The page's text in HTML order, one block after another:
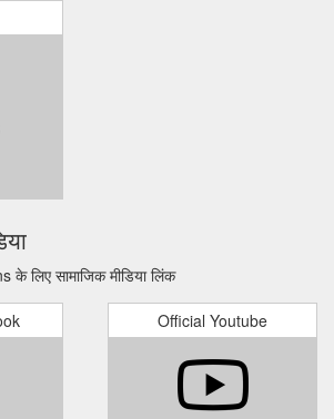
लिए सामाजिक मीडिया लिंक
Official Youtube